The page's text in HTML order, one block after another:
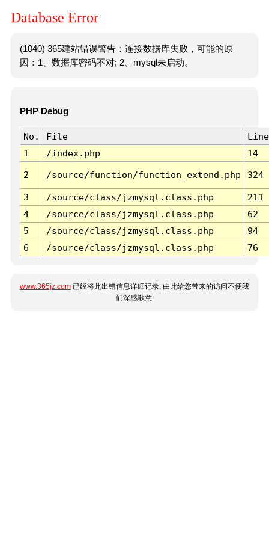
Database Error
(1040) 365建站错误警告：连接数据库失败，可能的原
因：1、数据库密码不对; 2、mysql未启动。
PHP Debug
No. File
Line
1
/index.php 14
2 /source/function/function_extend.php 324
3 /source/class/jzmysql.class.php
211
4
/source/class/jzmysql.class.php
62
5
/source/class/jzmysql.class.php
94
6
/source/class/jzmysql.class.php 76
www.365jz.com 已经将此出错信息详细记录, 由此给您带来的访问不便我
们深感歉意.